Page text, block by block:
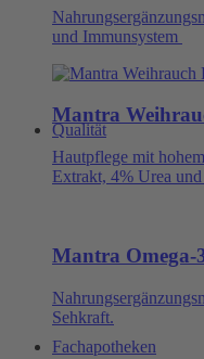
Qualität
Fachapotheken
und Immunsystem
Mantra
Hautpflege mit
Extrakt, 4% Urea
Mantra Omega-
Sehkraft.